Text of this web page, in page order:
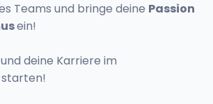
Teams und bringe deine Passion
ein!
und deine Karriere im
starten!